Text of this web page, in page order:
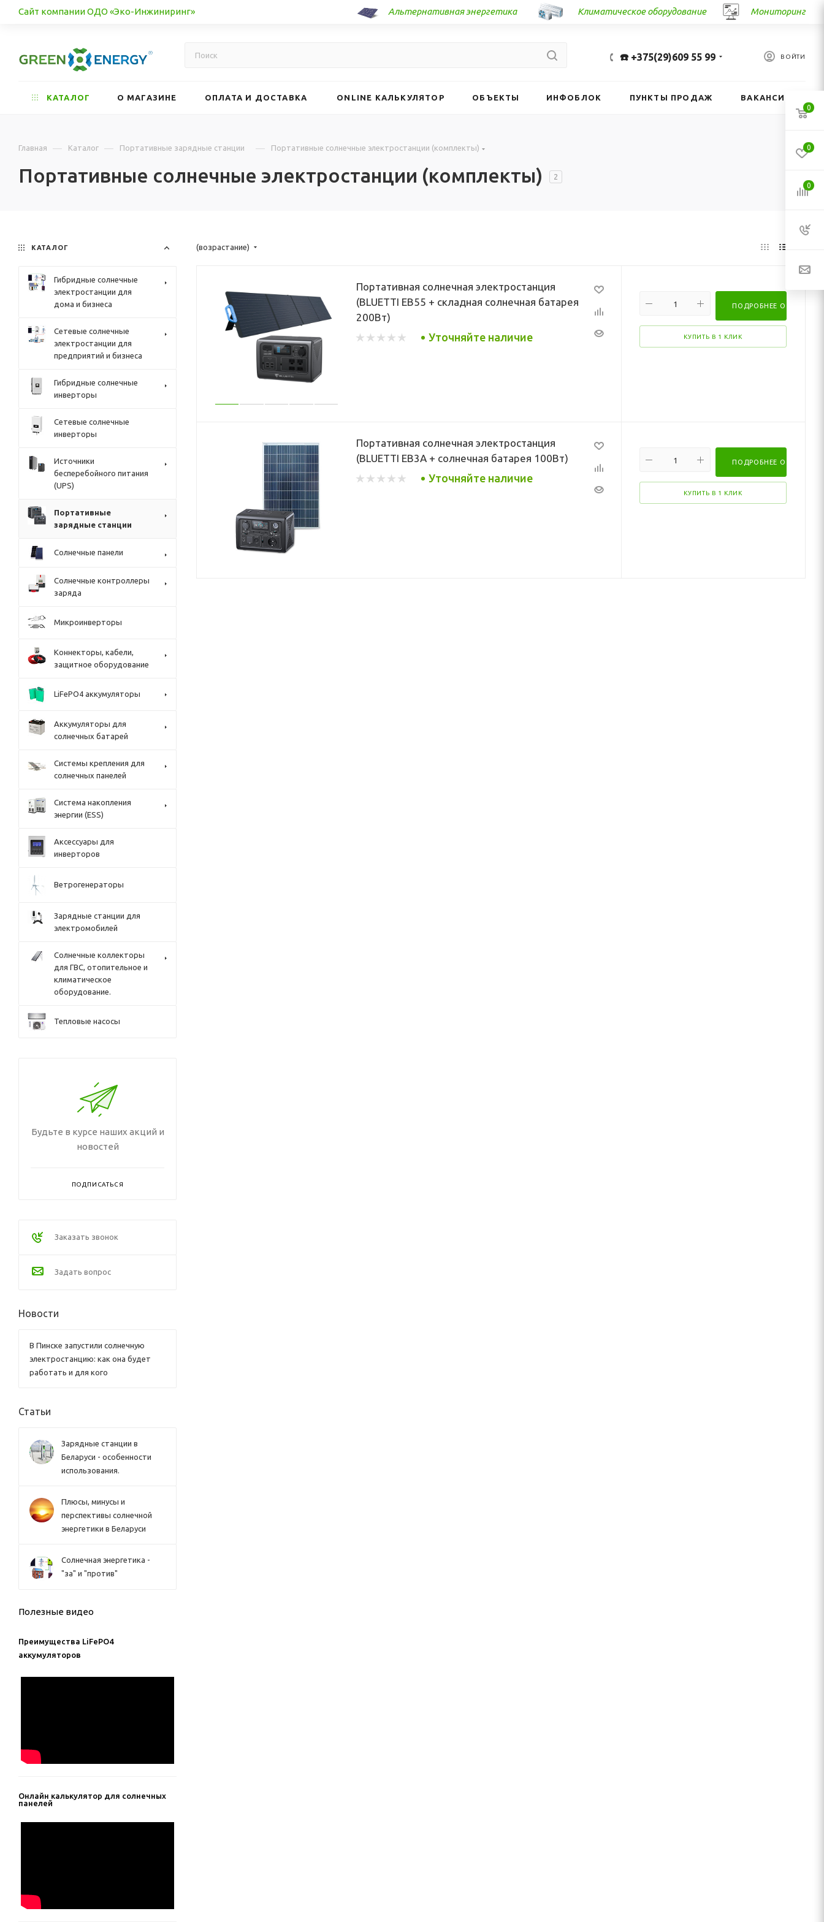
Сайт компании ОДО «Эко-Инжиниринг» Альтернативная энергетика Климатическое оборудование Мониторинг
ВОЙТИ
☎️ +375(29)609 55 99
КАТАЛОГ О МАГАЗИНЕ ОПЛАТА И ДОСТАВКА ONLINE КАЛЬКУЛЯТОР ОБЪЕКТЫ ИНФОБЛОК ПУНКТЫ ПРОДАЖ ВАКАНСИИ
Главная — Каталог — Портативные зарядные станции — Портативные солнечные электростанции (комплекты)
Портативные солнечные электростанции (комплекты) 2
(возрастание)
Портативная солнечная электростанция
(BLUETTI EB55 + складная солнечная батарея
200Вт)
Уточняйте наличие
ПОДРОБНЕЕ О НАБОРЕ
КУПИТЬ В 1 КЛИК
Портативная солнечная электростанция
(BLUETTI EB3A + солнечная батарея 100Вт)
Уточняйте наличие
ПОДРОБНЕЕ О НАБОРЕ
КУПИТЬ В 1 КЛИК
КАТАЛОГ
Гибридные солнечные
электростанции для
дома и бизнеса
Сетевые солнечные
электростанции для
предприятий и бизнеса
Гибридные солнечные
инверторы
Сетевые солнечные
инверторы
Источники
бесперебойного питания
(UPS)
Портативные
зарядные станции
Солнечные панели
Солнечные контроллеры
заряда
Микроинверторы
Коннекторы, кабели,
защитное оборудование
LiFePO4 аккумуляторы
Аккумуляторы для
солнечных батарей
Системы крепления для
солнечных панелей
Система накопления
энергии (ESS)
Аксессуары для
инверторов
Ветрогенераторы
Зарядные станции для
электромобилей
Солнечные коллекторы
для ГВС, отопительное и
климатическое
оборудование.
Тепловые насосы
Будьте в курсе наших акций и
новостей
ПОДПИСАТЬСЯ
Заказать звонок
Задать вопрос
Новости
В Пинске запустили солнечную
электростанцию: как она будет
работать и для кого
Статьи
Зарядные станции в
Беларуси - особенности
использования.
Плюсы, минусы и
перспективы солнечной
энергетики в Беларуси
Солнечная энергетика -
"за" и "против"
Полезные видео
Преимущества LiFePO4
аккумуляторов
Онлайн калькулятор для солнечных
панелей
0
0
0